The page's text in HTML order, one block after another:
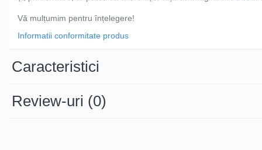
Vă mulțumim pentru înțelegere!
Informatii conformitate produs
Caracteristici
Review-uri (0)